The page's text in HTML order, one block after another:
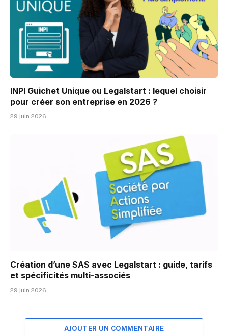
INPI Guichet Unique ou Legalstart : lequel choisir
pour créer son entreprise en 2026 ?
29 juin 2026
Création d’une SAS avec Legalstart : guide, tarifs
et spécificités multi-associés
29 juin 2026
AJOUTER UN COMMENTAIRE